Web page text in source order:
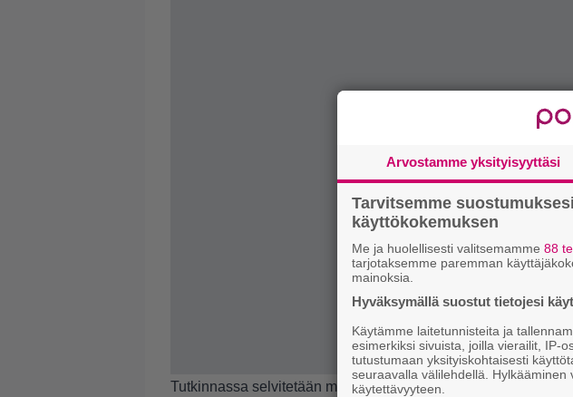
Tutkinnassa selvitetään magneettikuvauksiin sekä
Arvostamme yksityisyyttäsi
Tarvitsemme
käyttökokemuksen
Me ja huolellisesti valitsemamme 88
tarjotaksemme paremman
mainoksia.
Hyväksymällä suostut tietojesi
Käytämme laitetunnisteita ja
esimerkiksi sivuista, joilla vierailit, IP-
tutustumaan yksityiskohtaisesti
seuraavalla välilehdellä.
käytettävyyteen.